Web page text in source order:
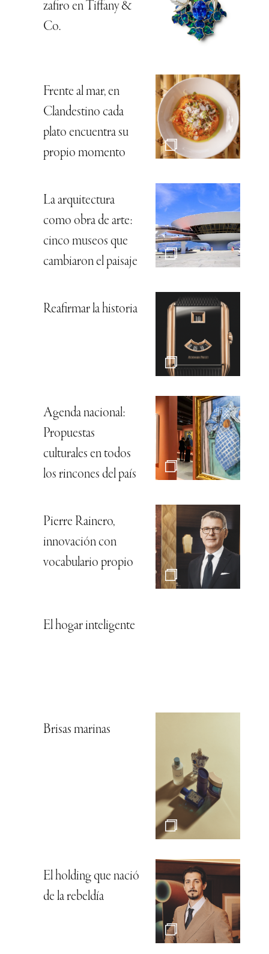
zafiro en Tiffany &
Co.
Frente al mar, en
Clandestino cada
plato encuentra su
propio momento
La arquitectura
como obra de arte:
cinco museos que
cambiaron el paisaje
Reafirmar la historia
Agenda nacional:
Propuestas
culturales en todos
los rincones del país
Pierre Rainero,
innovación con
vocabulario propio
El hogar inteligente
Brisas marinas
El holding que nació
de la rebeldía